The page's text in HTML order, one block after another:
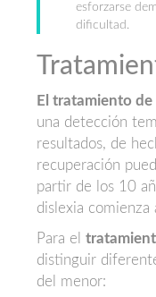
esforzarse
dificultad.
El tratamiento de
una detección
resultados, de
recuperación
partir de los 10
dislexia
Para el
distinguir
del menor: